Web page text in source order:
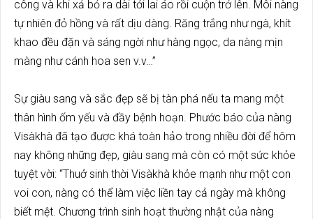
công và khi xả bỏ ra dài tới lai áo rồi cuộn trở lên. Môi nàng
tự nhiên đỏ hồng và rất dịu dàng. Răng trắng như ngà, khít
khao đều đặn và sáng ngời như hàng ngọc, da nàng mịn
màng như cánh hoa sen v.v…”
Sự giàu sang và sắc đẹp sẽ bị tàn phá nếu ta mang một
thân hình ốm yếu và đầy bệnh hoạn. Phước báo của nàng
Visàkhà đã tạo được khá toàn hảo trong nhiều đời để hôm
nay không những đẹp, giàu sang mà còn có một sức khỏe
tuyệt vời: “Thuở sinh thời Visàkhà khỏe mạnh như một con
voi con, nàng có thể làm việc liền tay cả ngày mà không
biết mệt. Chương trình sinh hoạt thường nhật của nàng